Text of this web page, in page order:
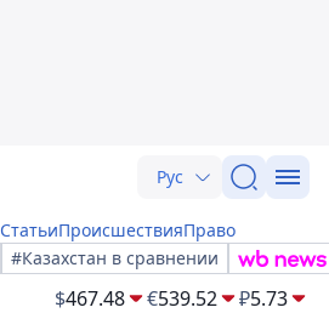
Рус
СтатьиПроисшествияПраво
#Казахстан в сравнении
$467.48 €539.52 ₽5.73